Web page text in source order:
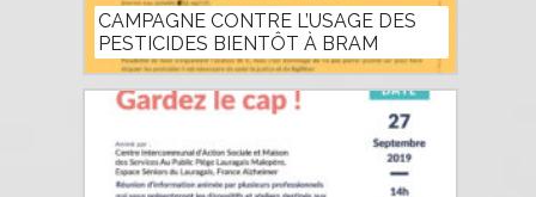
CAMPAGNE CONTRE L’USAGE DES
PESTICIDES BIENTÔT À BRAM